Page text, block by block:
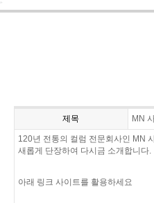
제목 MN
120년 전통의 컬럼 전문회사인 MN
새롭게 단장하여 다시금 소개합니
아래 링크 사이트를 활용하세요